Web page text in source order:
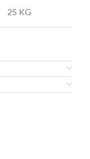
25 KG